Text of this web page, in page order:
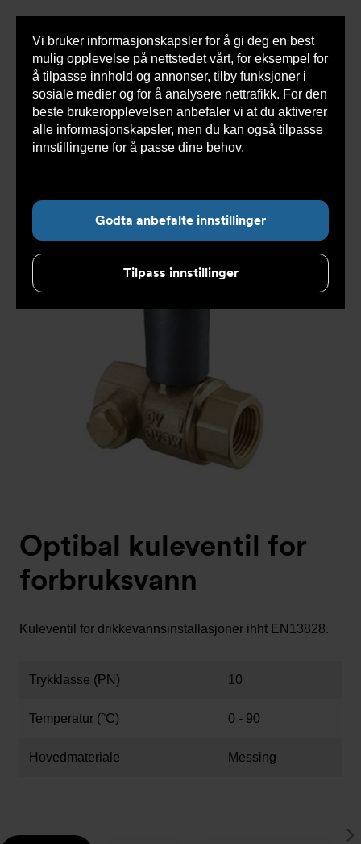
Vi bruker informasjonskapsler for å gi deg en best
mulig opplevelse på nettstedet vårt, for eksempel for
å tilpasse innhold og annonser, tilby funksjoner i
sosiale medier og for å analysere nettrafikk. For den
beste brukeropplevelsen anbefaler vi at du aktiverer
alle informasjonskapsler, men du kan også tilpasse
innstillingene for å passe dine behov.
Godta anbefalte innstillinger
Tilpass innstillinger
Du
her:
Armatec > Produkter > Ventiler > Kuleventiler
>
2-delt
> Optibal kuleventil for forbruksvann
Optibal kuleventil for
forbruksvann
Kuleventil for drikkevannsinstallasjoner ihht EN13828.
Trykklasse (PN) 10
Temperatur (°C) 0 - 90
Hovedmateriale Messing